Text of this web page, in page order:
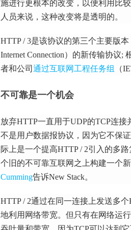
施进行更根本的改变，以便利用比
人员来说，这种改变将是透明的。
HTTP / 3是该协议的第三个主要版
Internet Connection）的新传输协议;
者和公司 通过互联网工程任务组 （
不可靠是一个机会
放弃HTTP一直用于UDP的TCP连
不是用户数据报协议，因为它不保
际上是一个提高HTTP / 2引入的多
个旧的不可靠互联网之上构建一个
Cumming告诉New Stack。
HTTP / 2通过在同一连接上发送多
地利用网络带宽。 但只有在网络运